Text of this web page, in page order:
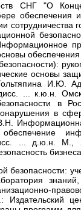
СНГ "О
основы
И.Ю.
... к.ю.н.
в
... д.ю.н. М.,
Издательский